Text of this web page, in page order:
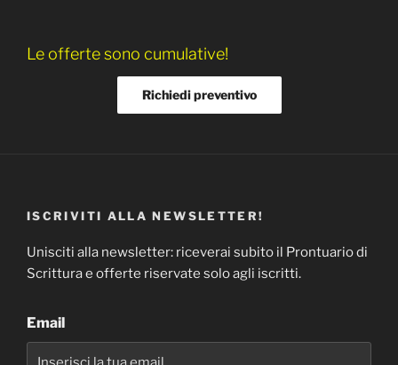
Le offerte sono cumulative!
Richiedi preventivo
ISCRIVITI ALLA NEWSLETTER!
Unisciti alla newsletter: riceverai subito il Prontuario di
Scrittura e offerte riservate solo agli iscritti.
Email